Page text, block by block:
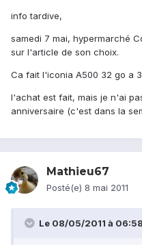
info tardive,
samedi 7 mai, hypermarché
sur l'article de son choix.
Ca fait l'iconia A500 32 go a
l'achat est fait, mais je n'ai
anniversaire (c'est dans la
Mathieu67
Posté(e) 8 mai 2011
Le 08/05/2011 à